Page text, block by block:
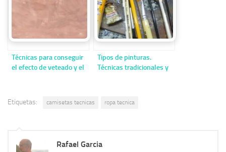
Técnicas para conseguir
el efecto de veteado y el
Tipos de pinturas.
Técnicas tradicionales y
Etiquetas: camisetas tecnicas ropa tecnica
Rafael Garcia